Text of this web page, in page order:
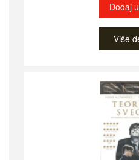
Dodaj
Više